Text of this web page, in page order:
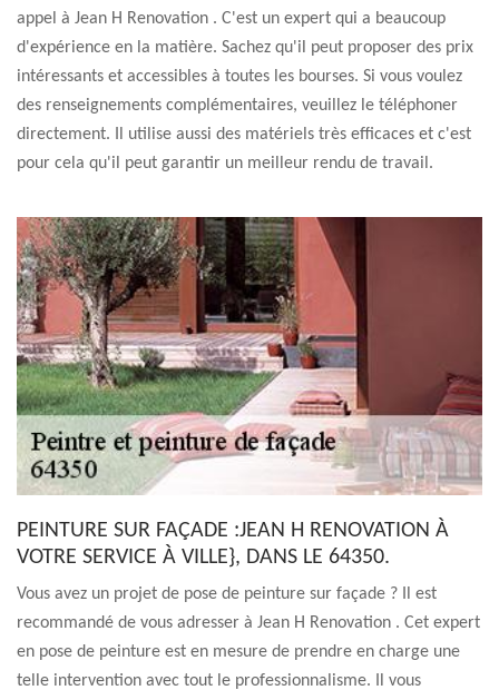
appel à Jean H Renovation . C'est un expert qui a beaucoup
d'expérience en la matière. Sachez qu'il peut proposer des prix
intéressants et accessibles à toutes les bourses. Si vous voulez
des renseignements complémentaires, veuillez le téléphoner
directement. Il utilise aussi des matériels très efficaces et c'est
pour cela qu'il peut garantir un meilleur rendu de travail.
PEINTURE SUR FAÇADE :JEAN H RENOVATION À
VOTRE SERVICE À VILLE}, DANS LE 64350.
Vous avez un projet de pose de peinture sur façade ? Il est
recommandé de vous adresser à Jean H Renovation . Cet expert
en pose de peinture est en mesure de prendre en charge une
telle intervention avec tout le professionnalisme. Il vous